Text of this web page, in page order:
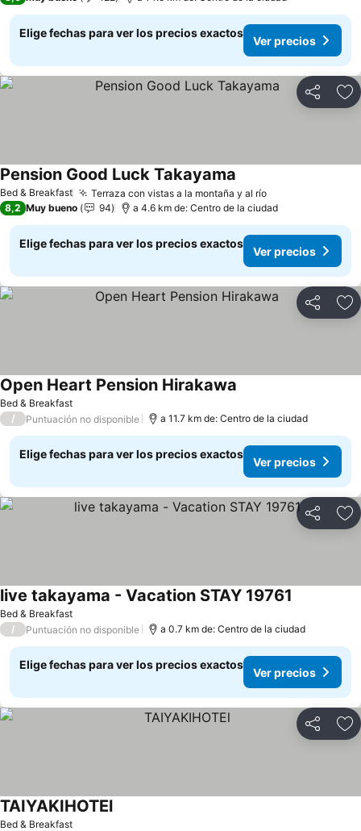
Elige fechas para ver los precios exactos
Ver precios
Compartir
Bed & Breakfast Terraza con vistas a la montaña y al ríoVer precios
Pension Good Luck Takayama
8,2 Muy bueno 94 a 4.6 km de: Centro de la ciudad
Elige fechas para ver los precios exactos
Ver precios
Compartir
Bed & Breakfast
Open Heart Pension Hirakawa
/ Puntuación no disponible a 11.7 km de: Centro de la ciudad
Elige fechas para ver los precios exactos
Ver precios
Compartir
Bed & Breakfast
live takayama - Vacation STAY 19761
/ Puntuación no disponible a 0.7 km de: Centro de la ciudad
Elige fechas para ver los precios exactos
Ver precios
Compartir
Bed & Breakfast
TAIYAKIHOTElVer precios